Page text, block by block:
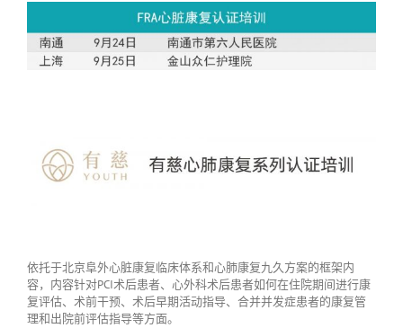
依托于北京阜外心脏康复临床体系和心肺康复九久方案的框架内
容，内容针对PCI术后患者、心外科术后患者如何在住院期间进行康
复评估、术前干预、术后早期活动指导、合并并发症患者的康复管
理和出院前评估指导等方面。